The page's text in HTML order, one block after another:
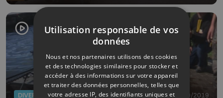
DIVERS 12/10/2019
Utilisation responsable de vos
données
Nous et nos partenaires utilisons des cookies
et des technologies similaires pour stocker et
accéder à des informations sur votre appareil
et traiter des données personnelles, telles que
votre adresse IP, des identifiants uniques et